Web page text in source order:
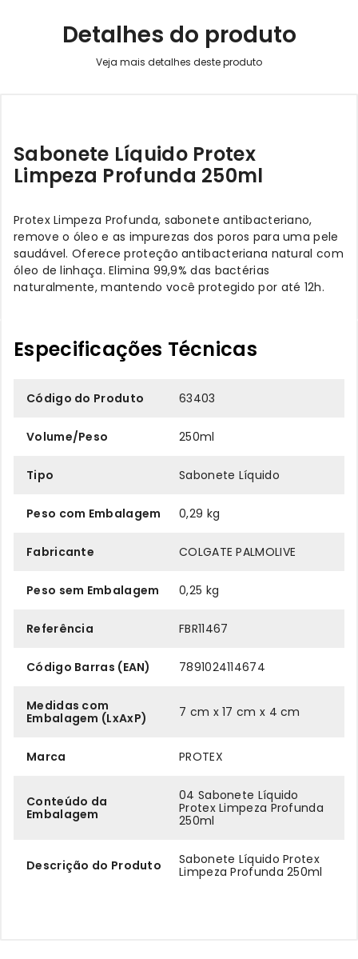
Detalhes do produto
Sabonete Líquido Protex
Limpeza Profunda 250ml
Protex Limpeza Profunda, sabonete antibacteriano,
remove o óleo e as impurezas dos poros para uma pele
saudável. Oferece proteção antibacteriana natural com
óleo de linhaça. Elimina 99,9% das bactérias
naturalmente, mantendo você protegido por até 12h.
Especificações Técnicas
Código do Produto 63403
Volume/Peso 250ml
Tipo Sabonete Líquido
Peso com Embalagem 0,29 kg
Fabricante COLGATE PALMOLIVE
Peso sem Embalagem 0,25 kg
Referência FBR11467
Código Barras (EAN) 7891024114674
Medidas com
Embalagem (LxAxP)
7 cm x 17 cm x 4 cm
Marca PROTEX
Conteúdo da
Embalagem
04 Sabonete Líquido
Protex Limpeza Profunda
250ml
Descrição do Produto
Sabonete Líquido Protex
Limpeza Profunda 250ml